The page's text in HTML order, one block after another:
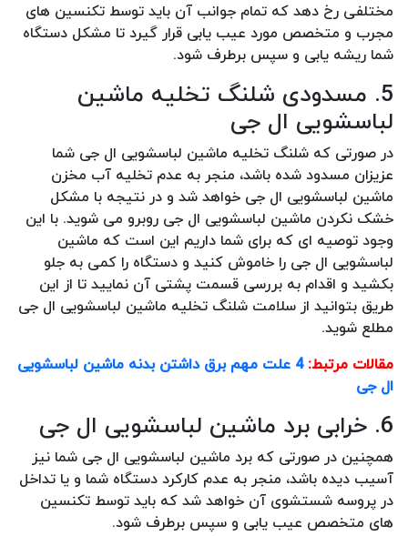
مختلفی رخ دهد که تمام جوانب آن باید توسط تکنسین های
مجرب و متخصص مورد عیب یابی قرار گیرد تا مشکل دستگاه
شما ریشه یابی و سپس برطرف شود.
5. مسدودی شلنگ تخلیه ماشین
لباسشویی ال جی
در صورتی که شلنگ تخلیه ماشین لباسشویی ال جی شما
عزیزان مسدود شده باشد، منجر به عدم تخلیه آب مخزن
ماشین لباسشویی ال جی خواهد شد و در نتیجه با مشکل
خشک نکردن ماشین لباسشویی ال جی روبرو می شوید. با این
وجود توصیه ای که برای شما داریم این است که ماشین
لباسشویی ال جی را خاموش کنید و دستگاه را کمی به جلو
بکشید و اقدام به بررسی قسمت پشتی آن نمایید تا از این
طریق بتوانید از سلامت شلنگ تخلیه ماشین لباسشویی ال جی
مطلع شوید.
مقالات مرتبط:
4 علت مهم برق داشتن بدنه ماشین لباسشویی
ال جی
6. خرابی برد ماشین لباسشویی ال جی
همچنین در صورتی که برد ماشین لباسشویی ال جی شما نیز
آسیب دیده باشد، منجر به عدم کارکرد دستگاه شما و یا تداخل
در پروسه شستشوی آن خواهد شد که باید توسط تکنسین
های متخصص عیب یابی و سپس برطرف شود.